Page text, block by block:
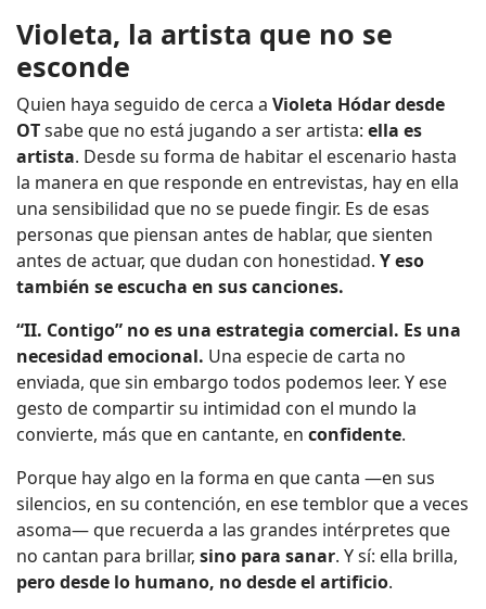
Violeta, la artista que no se
esconde
Quien haya seguido de cerca a Violeta Hódar desde
OTsabe que no está jugando a ser artista: ella es
artista. Desde su forma de habitar el escenario hasta
la manera en que responde en entrevistas, hay en ella
una sensibilidad que no se puede fingir. Es de esas
personas que piensan antes de hablar, que sienten
antes de actuar, que dudan con honestidad. Y eso
también se escucha en sus canciones.
“II. Contigo” no es una estrategia comercial. Es una
necesidad emocional. Una especie de carta no
enviada, que sin embargo todos podemos leer. Y ese
gesto de compartir su intimidad con el mundo la
convierte, más que en cantante, en confidente.
Porque hay algo en la forma en que canta —en sus
silencios, en su contención, en ese temblor que a veces
asoma— que recuerda a las grandes intérpretes que
no cantan para brillar, sino para sanar. Y sí: ella brilla,
pero desde lo humano, no desde el artificio.